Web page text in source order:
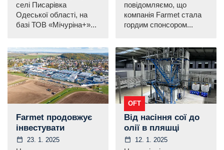
селі Писарівка
Одеської області, на
базі ТОВ «Мічуріна+»...
повідомляємо, що
компанія Farmet стала
гордим спонсором...
Farmet продовжує
інвестувати
23. 1. 2025
OFT
Від насіння сої до
олії в пляшці
12. 1. 2025